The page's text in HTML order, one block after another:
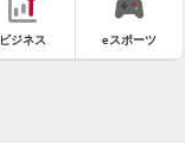
ビジネス eスポーツ